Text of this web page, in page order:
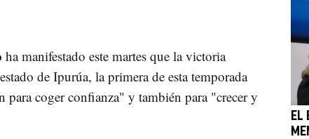
ha manifestado este martes que la victoria
de Ipurúa, la primera de esta temporada
coger confianza" y también para "crecer y
EL